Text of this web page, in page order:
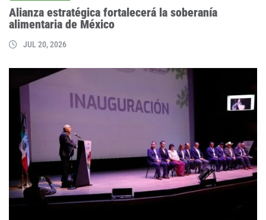
Alianza estratégica fortalecerá la soberanía
alimentaria de México
JUL 20, 2026